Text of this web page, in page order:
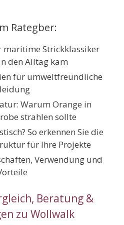
Rategber:
maritime Strickklassiker
den Alltag kam
für umweltfreundliche
Warum Orange in
strahlen sollte
So erkennen Sie die
für Ihre Projekte
Verwendung und
Beratung &
zu Wollwalk